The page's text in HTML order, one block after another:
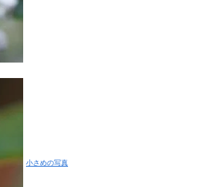
小さめの写真